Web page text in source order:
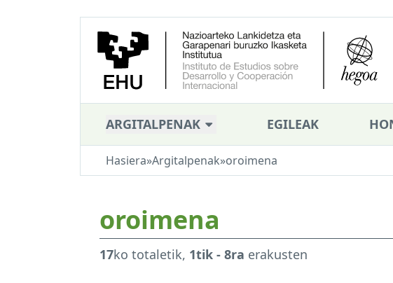
ARGITALPENAK EGILEAK
Hasiera»Argitalpenak»oroimena
oroimena
17ko totaletik, 1tik - 8ra erakusten